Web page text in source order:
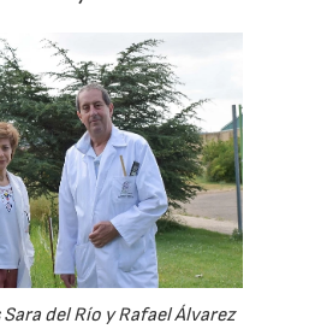
del Río y Rafael Álvarez